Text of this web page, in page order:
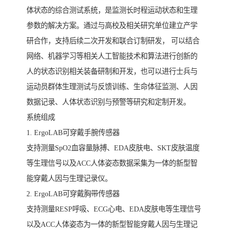
体状态的综合测试系统，是监测长时程运动状态和生理
参数的解决方案。通过与高校及相关研究单位建立产学
研合作，支持后续二次开发和联合订制研发， 可以结合
网络、机器学习等相关人工智能技术和算法进行创新的
人的状态识别相关装备研制和开发，也可以进行士兵与
运动员群体生理测试与反馈训练、生命体征监测、人因
数据记录、人体状态识别与预警等研究和定制开发。
系统组成
1. ErgoLAB可穿戴手腕传感器
支持测量SpO2血容量脉搏、EDA皮肤电、SKT皮肤温度
等生理信号以及ACC人体姿态数据采集为一体的新型智
能穿戴人因与生理记录仪。
2. ErgoLAB可穿戴胸带传感器
支持测量RESP呼吸、ECG心电、EDA皮肤电等生理信号
以及ACC人体姿态为一体的新型智能穿戴人因与生理记